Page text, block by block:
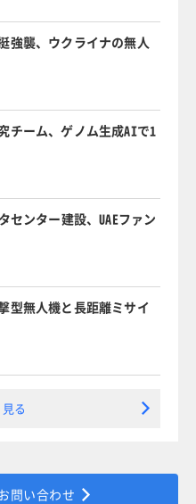
強襲、ウクライナの無人
チーム、ゲノム生成AIで1
ンター建設、UAEファン
型無人機と長距離ミサイ
る
問い合わせ